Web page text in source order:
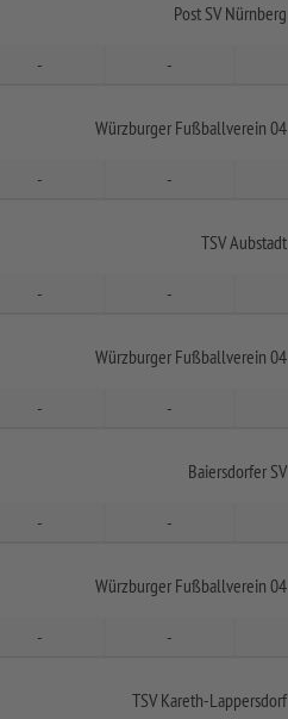
Post SV Nürnberg
- -
Würzburger Fußballverein 04
- -
TSV Aubstadt
- -
Würzburger Fußballverein 04
- -
Baiersdorfer SV
- -
Würzburger Fußballverein 04
- -
TSV Kareth-Lappersdorf